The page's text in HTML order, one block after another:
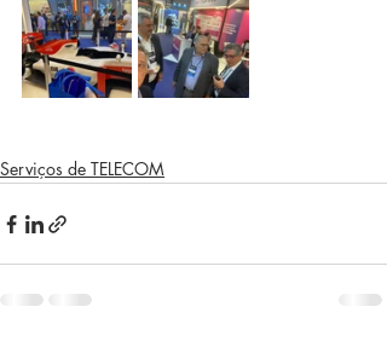
Serviços de TELECOM